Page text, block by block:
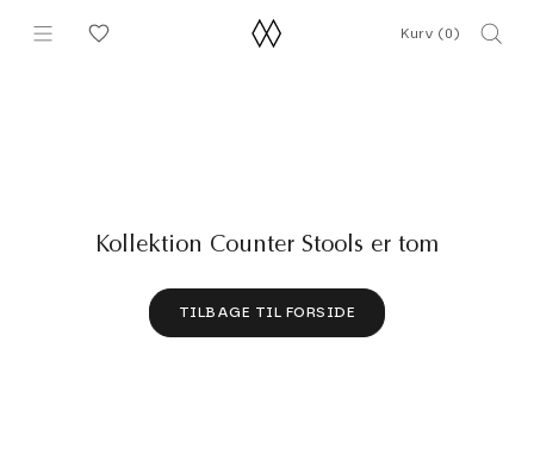
Kurv (0)
Kollektion Counter Stools er tom
TILBAGE TIL FORSIDE